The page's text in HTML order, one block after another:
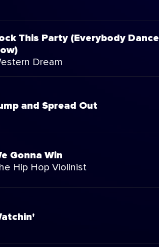
This Party (Everybody Dance
Dream
and Spread Out
Gonna Win
Hip Hop Violinist